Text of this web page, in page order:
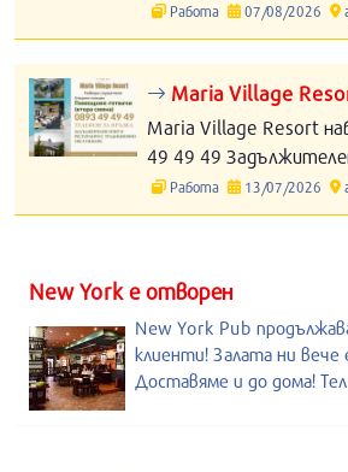
Работа 07/08/2026
Maria Village
Maria Village Resort
49 49 49
Работа 13/07/2026
New York е отворен
New York Pub
клиенти! Залата ни вече
Доставяме и до дома!